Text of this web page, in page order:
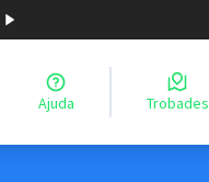
Ajuda Trobades